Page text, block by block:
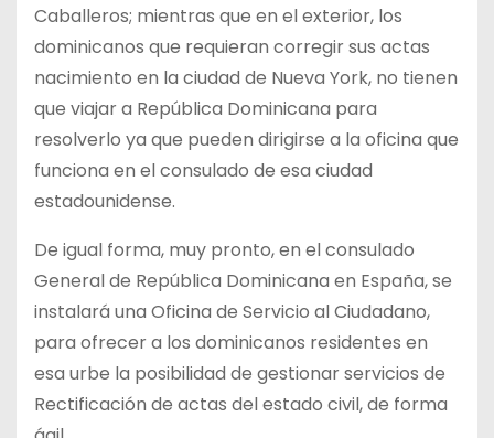
Caballeros; mientras que en el exterior, los
dominicanos que requieran corregir sus actas
nacimiento en la ciudad de Nueva York, no tienen
que viajar a República Dominicana para
resolverlo ya que pueden dirigirse a la oficina que
funciona en el consulado de esa ciudad
estadounidense.
De igual forma, muy pronto, en el consulado
General de República Dominicana en España, se
instalará una Oficina de Servicio al Ciudadano,
para ofrecer a los dominicanos residentes en
esa urbe la posibilidad de gestionar servicios de
Rectificación de actas del estado civil, de forma